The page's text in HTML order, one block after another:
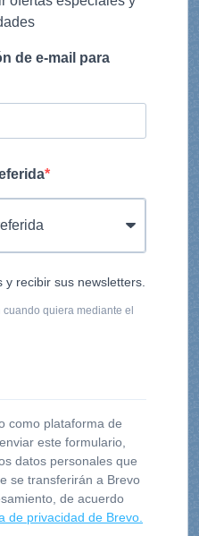
de e-mail para
recibir sus newsletters.
quiera mediante el
como plataforma de
este formulario,
datos personales que
se transferirán a Brevo
de acuerdo
de privacidad de Brevo.